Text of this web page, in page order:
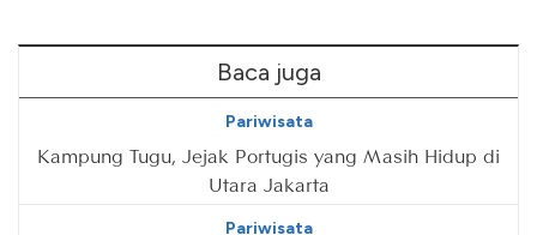
Baca juga
Pariwisata
Kampung Tugu, Jejak Portugis yang Masih Hidup di
Utara Jakarta
Pariwisata